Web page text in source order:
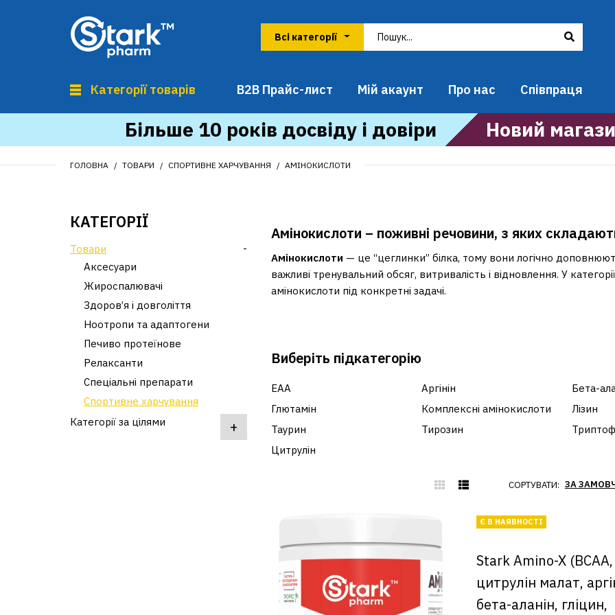
Категорії товарів B2B Прайс-лист Мій акаунт Про нас Співпраця
Більше 10 років досвіду і довіри Новий
ГОЛОВНА ТОВАРИ СПОРТИВНЕ ХАРЧУВАННЯ АМІНОКИСЛОТИ
КАТЕГОРІЇ
Товари -
Аксесуари
Жироспалювачі
Здоров’я і довголіття
Ноотропи та адаптогени
Печиво протеїнове
Релаксанти
Спеціальні препарати
Спортивне харчування
Категорії за цілями
+
Амінокислоти – поживні речовини, з яких
Амінокислоти — це “цеглинки” білка, тому вони логічно
важливі тренувальний обсяг, витривалість і відновлення. У
амінокислоти під конкретні задачі.
Виберіть підкатегорію
EAA Аргінін
Бета-
Глютамін
Комплексні амінокислоти
Лізин
Таурин
Тирозин
Цитрулін
СОРТУВАТИ:
Є В НАЯВНОСТІ
Stark Amino-X (BCAA,
цитрулін малат,
бета-аланін, гліцин,